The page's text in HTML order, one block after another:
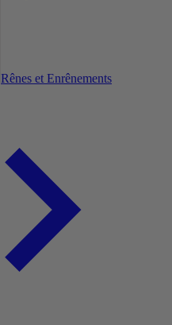
Rênes et Enrênements